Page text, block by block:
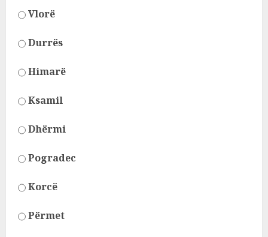
Vlorë
Durrës
Himarë
Ksamil
Dhërmi
Pogradec
Korcë
Përmet